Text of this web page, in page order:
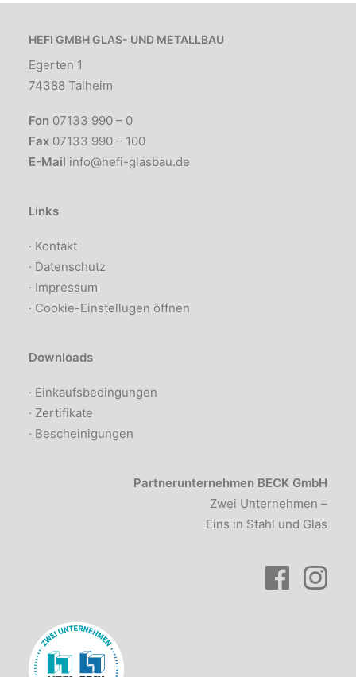
HEFI GMBH GLAS- UND METALLBAU
Egerten 1
74388 Talheim
Fon 07133 990 – 0
Fax 07133 990 – 100
E-Mail info@hefi-glasbau.de
Links
· Kontakt
· Datenschutz
· Impressum
· Cookie-Einstellugen öffnen
Downloads
· Einkaufsbedingungen
· Zertifikate
· Bescheinigungen
Partnerunternehmen BECK GmbH
Zwei Unternehmen –
Eins in Stahl und Glas